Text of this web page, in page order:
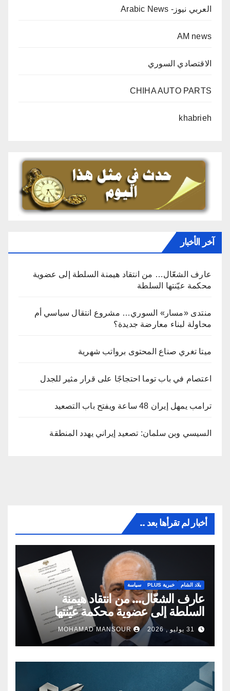
العربي نيوز- Arabic News
AM news
الاقتصادي السوري
CHIHA AUTO PARTS
khabrieh
آخر الأخبار
عارف الشعّال… من انتقاد هيمنة السلطة إلى عضوية
محكمة عيّنتها السلطة
منتدى «مسار» السوري… مشروع انتقال سياسي أم
محاولة لبناء معارضة جديدة؟
ميتا تغري صناع المحتوى برواتب شهرية
اعتصام في باب توما احتجاجًا على قرار مثير للجدل
ترامب يمهل إيران 48 ساعة ويفتح باب التصعيد
السيسي وبن سلمان: تصعيد إيراني يهدد المنطقة
أخبار لم تقرأها بعد ..
بلاد الشام خبرية PLUS سياسة
عارف الشعّال… من انتقاد هيمنة
السلطة إلى عضوية محكمة عيّنتها
السلطة
31 يوليو , 2026 MOHAMAD MANSOUR